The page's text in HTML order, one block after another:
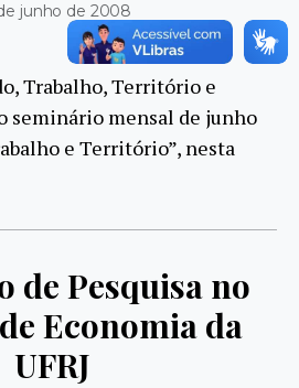
junho de 2008
Trabalho, Território e
seminário mensal de junho
e Território”, nesta
de Pesquisa no
Economia da
UFRJ